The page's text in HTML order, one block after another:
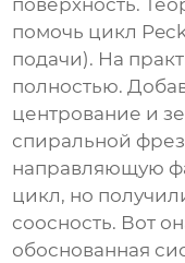
поверхность.
помочь цикл
подачи). На
полностью.
центрование и
спиральной
направляющую
цикл, но
соосность. Вот
обоснованная